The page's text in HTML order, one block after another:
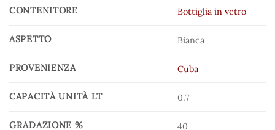
CONTENITORE Bottiglia in vetro
ASPETTO Bianca
PROVENIENZA Cuba
CAPACITÀ UNITÀ LT 0.7
GRADAZIONE % 40